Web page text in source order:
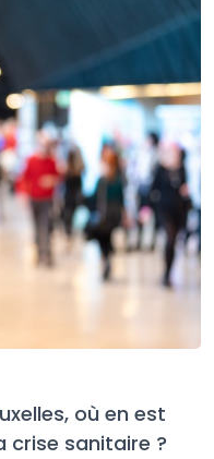
où en est
crise sanitaire ?